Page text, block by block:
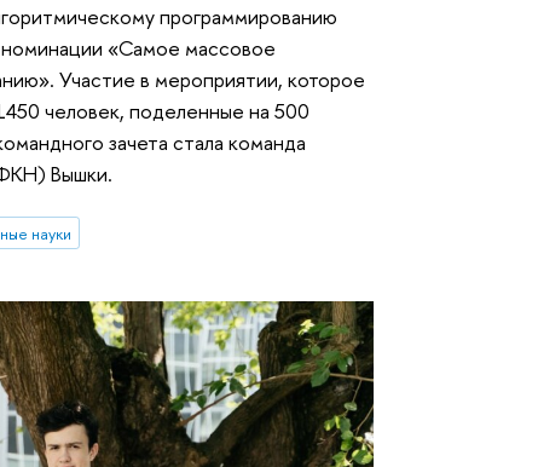
программированию
«Самое массовое
Участие в мероприятии, которое
человек, поделенные на 500
зачета стала команда
Вышки.
науки